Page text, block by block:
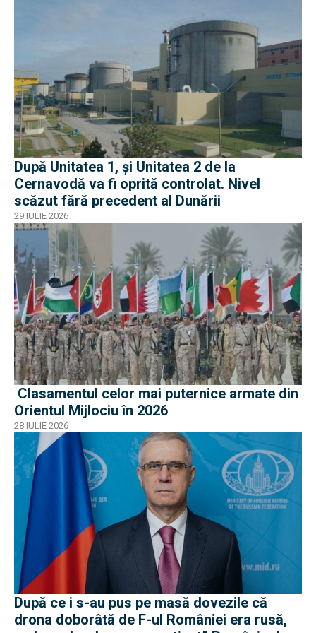
După Unitatea 1, și Unitatea 2 de la
Cernavodă va fi oprită controlat. Nivel
scăzut fără precedent al Dunării
29 IULIE 2026
Clasamentul celor mai puternice armate din
Orientul Mijlociu în 2026
28 IULIE 2026
După ce i s-au pus pe masă dovezile că
drona doborâtă de F-ul României era rusă,